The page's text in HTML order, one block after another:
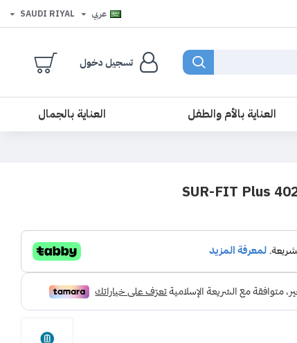
عربي SAUDI RIYAL
تسجيل دخول
العناية بالأم والطفل
العناية بالجمال